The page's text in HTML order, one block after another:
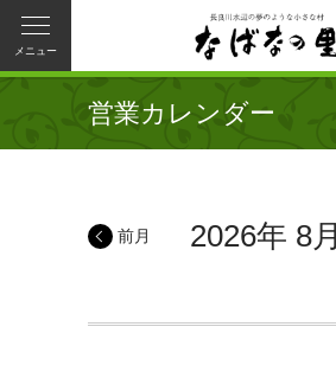
メニュー
営業カレンダー
2026年 8月
前月